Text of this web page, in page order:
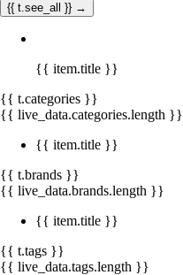
{{ t.see_all }} →
{{ item.title }}
{{ t.categories }}
{{ live_data.categories.length }}
{{ item.title }}
{{ t.brands }}
{{ live_data.brands.length }}
{{ item.title }}
{{ t.tags }}
{{ live_data.tags.length }}